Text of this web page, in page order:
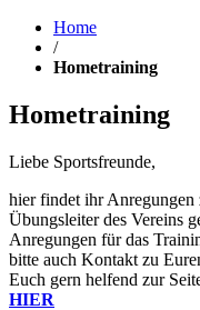
Home
/
Hometraining
Hometraining
Liebe Sportsfreunde,
hier findet ihr
Übungsleiter des Vereins
Anregungen für das
bitte auch Kontakt zu
Euch gern helfend zur
HIER